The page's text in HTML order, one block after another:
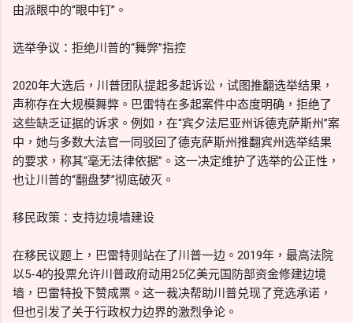
由派眼中的“眼中钉”。
选举争议：拒绝川普的“舞弊”指控
2020年大选后，川普团队提起多起诉讼，试图推翻选举结果，
声称存在大规模舞弊。巴雷特在多起案件中态度明确，拒绝了
这些缺乏证据的诉求。例如，在“宾夕法尼亚州诉德克萨斯州”案
中，她与多数大法官一同驳回了德克萨斯州推翻宾州选举结果
的要求，称其“毫无法律依据”。这一决定维护了选举的公正性，
也让川普的“翻盘梦”彻底破灭。
移民政策：支持边境墙建设
在移民议题上，巴雷特则站在了川普一边。2019年，最高法院
以5-4的投票允许川普政府动用25亿美元国防部资金修建边境
墙，巴雷特投下赞成票。这一裁决帮助川普兑现了竞选承诺，
但也引发了关于行政权力边界的激烈争论。